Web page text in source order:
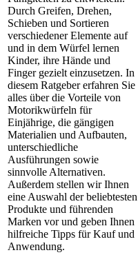
Durch Greifen, Drehen,
Schieben und Sortieren
verschiedener Elemente auf
und in dem Würfel lernen
Kinder, ihre Hände und
Finger gezielt einzusetzen. In
diesem Ratgeber erfahren Sie
alles über die Vorteile von
Motorikwürfeln für
Einjährige, die gängigen
Materialien und Aufbauten,
unterschiedliche
Ausführungen sowie
sinnvolle Alternativen.
Außerdem stellen wir Ihnen
eine Auswahl der beliebtesten
Produkte und führenden
Marken vor und geben Ihnen
hilfreiche Tipps für Kauf und
Anwendung.